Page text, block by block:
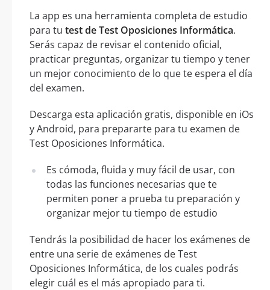
La app es una herramienta completa de estudio
para tu test de Test Oposiciones Informática.
Serás capaz de revisar el contenido oficial,
practicar preguntas, organizar tu tiempo y tener
un mejor conocimiento de lo que te espera el día
del examen.
Descarga esta aplicación gratis, disponible en iOs
y Android, para prepararte para tu examen de
Test Oposiciones Informática.
Es cómoda, fluida y muy fácil de usar, con
todas las funciones necesarias que te
permiten poner a prueba tu preparación y
organizar mejor tu tiempo de estudio
Tendrás la posibilidad de hacer los exámenes de
entre una serie de exámenes de Test
Oposiciones Informática, de los cuales podrás
elegir cuál es el más apropiado para ti.